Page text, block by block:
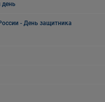
- День защитника